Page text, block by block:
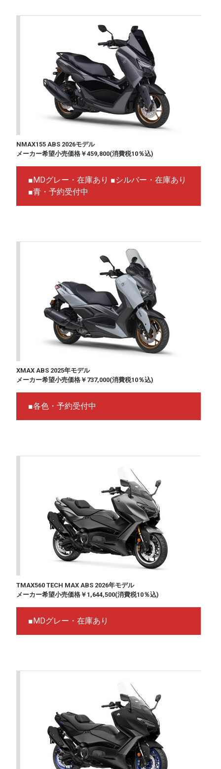
NMAX155 ABS 2026モデル
メーカー希望小売価格￥459,800(消費税10％込)
■MDグレー・在庫あり ■シルバー・在庫あり
■青・予約受付中
XMAX ABS 2025年モデル
メーカー希望小売価格￥737,000(消費税10％込)
■各色・予約受付中
TMAX560 TECH MAX ABS 2026年モデル
メーカー希望小売価格￥1,644,500(消費税10％込)
■MDグレー・在庫あり